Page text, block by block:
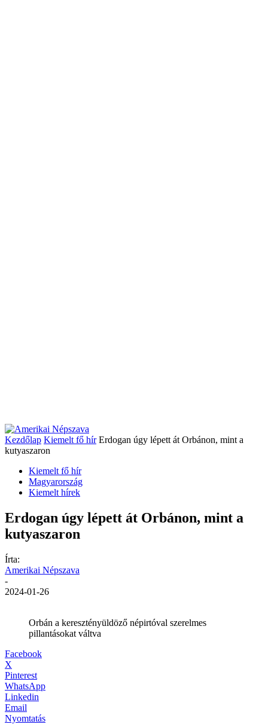
Kezdőlap Kiemelt fő hír Erdogan úgy lépett át Orbánon, mint a
kutyaszaron
Kiemelt fő hír
Magyarország
Kiemelt hírek
Erdogan úgy lépett át Orbánon, mint a
kutyaszaron
Írta:
Amerikai Népszava
-
2024-01-26
Orbán a keresztényüldöző népirtóval szerelmes
pillantásokat váltva
Facebook
X
Pinterest
WhatsApp
Linkedin
Email
Nyomtatás